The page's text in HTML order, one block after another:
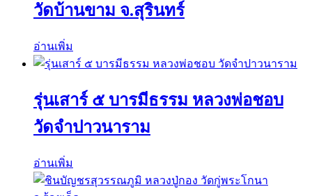
วัดบ้านขาม จ.สุรินทร์
อ่านเพิ่ม
รุ่นเสาร์ ๕ บารมีธรรม หลวงพ่อชอบ
วัดจำปาวนาราม
อ่านเพิ่ม